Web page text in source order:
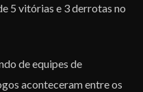
5 vitórias e 3 derrotas no
de equipes de
aconteceram entre os